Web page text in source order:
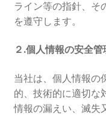
ライン等の指針、そ
を遵守します。
２.個人情報の安全管
当社は、個人情報の
的、技術的に適切な
情報の漏えい、滅失